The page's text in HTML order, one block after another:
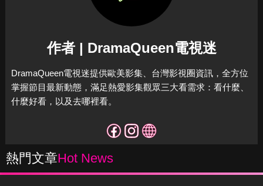
作者 | DramaQueen電視迷
DramaQueen電視迷提供歐美影集、台灣影視圈資訊，全方位
掌握節目最新動態，滿足熱愛影集觀眾三大看需求：看什麼、
什麼好看，以及去哪裡看。
熱門文章Hot News